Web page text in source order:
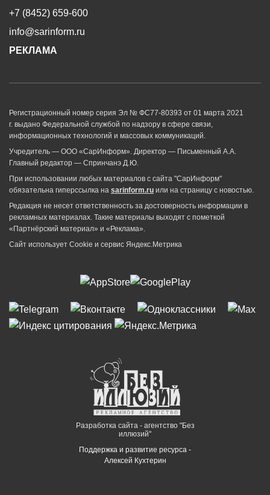
+7 (8452) 659-600
info@sarinform.ru
РЕКЛАМА
Регистрационный номер серия Эл № ФС77-80393 от 01 марта 2021
г. выдано Федеральной службой по надзору в сфере связи,
информационных технологий и массовых коммуникаций.
Учредитель — ООО «СарИнформ». Директор — Письменный А.А.
Главный редактор — Спринчанэ Д.Ю.
При использовании любых материалов с сайта "СарИнформ"
обязательна гиперссылка на sarinform.ru или на страницу с новостью.
Редакция не несет ответственность за достоверность информации в
рекламных материалах. Такие материалы выходят с пометкой
«Партнёрский материал» и «Реклама».
Сайт использует Cookie и сервиc Яндекс.Метрика
Разработка сайта - агентство "Без
иллюзий"
Поддержка и развитие ресурса -
Алексей Кухтерин